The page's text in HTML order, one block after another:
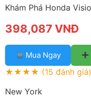
Khám Phá Honda
398,087 VNĐ
Mua Ngay
★★★★ (15 đánh giá)
New York